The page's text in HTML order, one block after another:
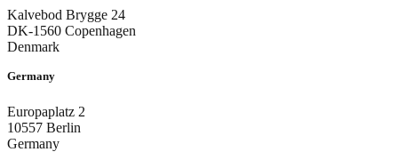
Kalvebod Brygge 24
DK-1560 Copenhagen
Denmark
Germany
Europaplatz 2
10557 Berlin
Germany